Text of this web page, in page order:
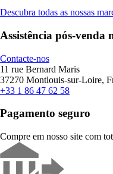
Descubra todas as nossas
Assistência pós-venda
Contacte-nos
11 rue Bernard Maris
37270 Montlouis-sur-Loire,
+33 1 86 47 62 58
Pagamento seguro
Compre em nosso site com